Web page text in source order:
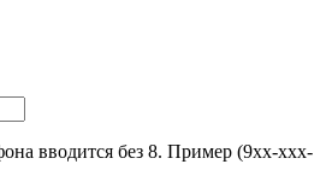
вводится без 8. Пример (9хх-ххх-